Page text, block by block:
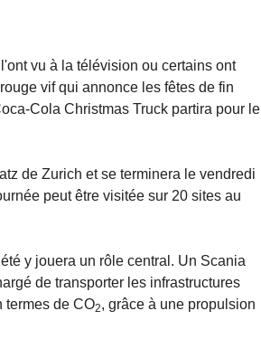
vu à la télévision ou certains ont
vif qui annonce les fêtes de fin
Cola Christmas Truck partira pour le
de Zurich et se terminera le vendredi
peut être visitée sur 20 sites au
y jouera un rôle central. Un Scania
de transporter les infrastructures
termes de CO2, grâce à une propulsion